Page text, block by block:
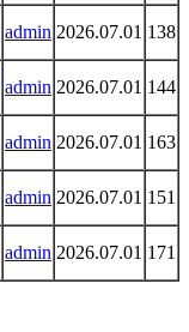
admin 2026.07.01 138
admin 2026.07.01 144
admin 2026.07.01 163
admin 2026.07.01 151
admin 2026.07.01 171